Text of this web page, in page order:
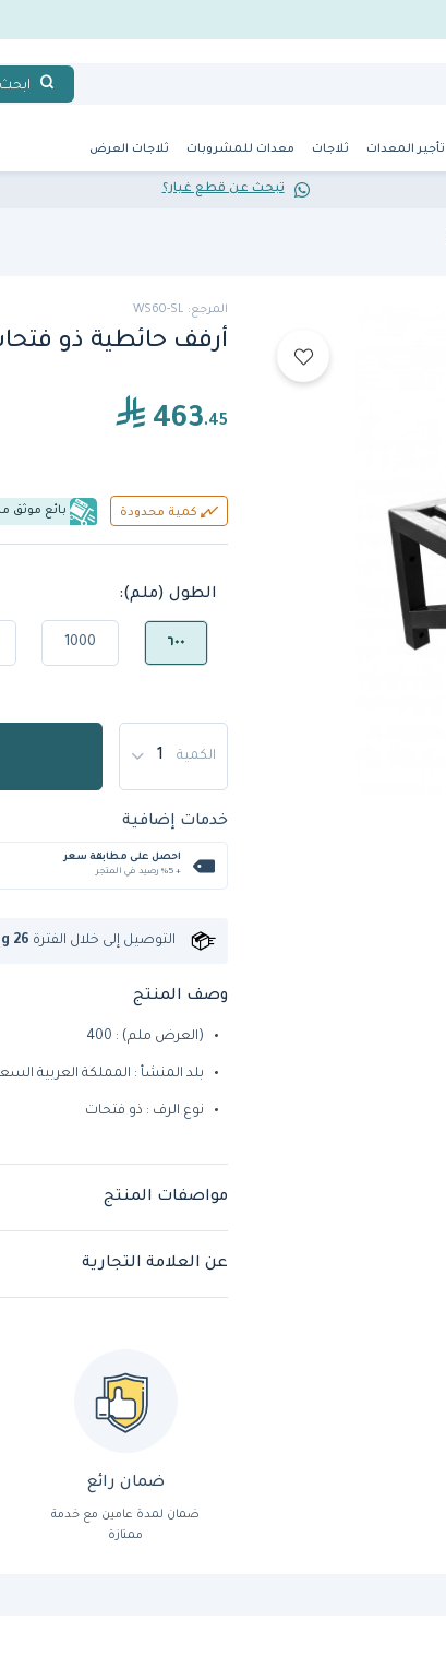
ابحث
تأجير المعدات ثلاجات معدات للمشروبات ثلاجات العرض
تبحث عن قطع غيار؟
المرجع: WS60-SL
أرفف حائطية ذو
463.45
كمية محدودة بائع موثق
الطول (ملم):
٦٠٠ 1000
الكمية
خدمات إضافية
احصل على مطابقة سعر
+ %5 رصيد في المتجر
التوصيل إلى خلال الفترة 26
وصف المنتج
(العرض ملم) : 400
بلد المنشأ : المملكة العربية
نوع الرف : ذو فتحات
مواصفات المنتج
عن العلامة التجارية
ضمان رائع
ضمان لمدة عامين مع خدمة
ممتازة